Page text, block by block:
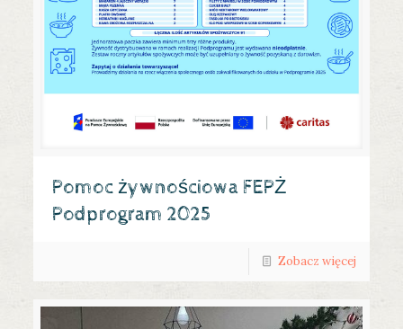
Pomoc żywnościowa FEPŻ
Podprogram 2025
Zobacz więcej